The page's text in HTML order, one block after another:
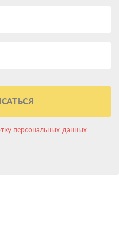
можно ли поставить ГБО на
нюансов:
мотор и дадут
заводскую гарантию. Чтобы
на консультацию к
установки под ваш
ваш Dodge на газ. Что в
центр.
персональных данных